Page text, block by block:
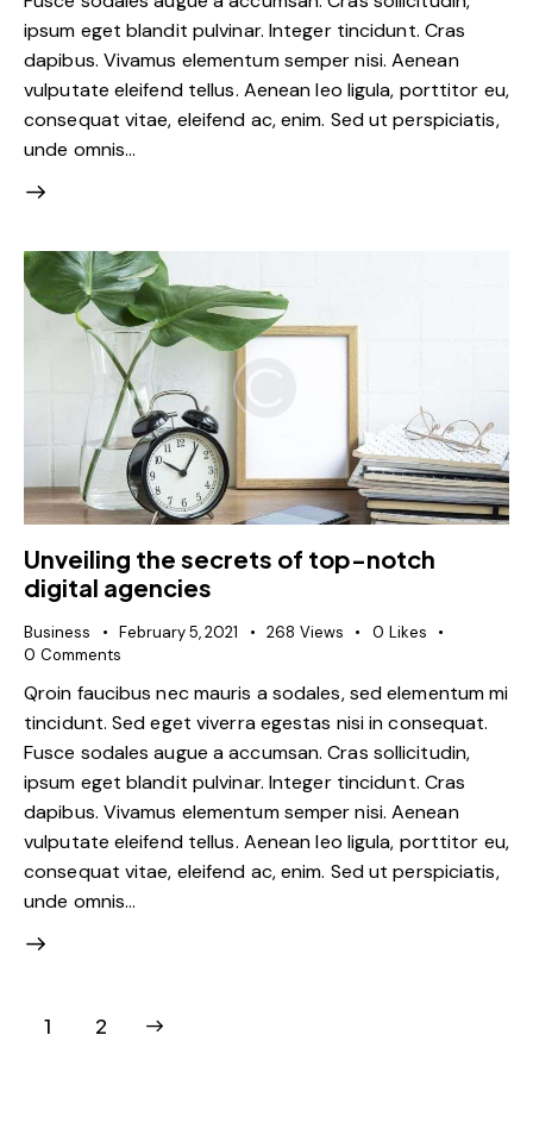
ipsum eget blandit pulvinar. Integer tincidunt. Cras
dapibus. Vivamus elementum semper nisi. Aenean
vulputate eleifend tellus. Aenean leo ligula, porttitor eu,
consequat vitae, eleifend ac, enim. Sed ut perspiciatis,
unde omnis…
Unveiling the secrets of top-notch
digital agencies
Business February 5, 2021 268 Views 0 Likes
0 Comments
Qroin faucibus nec mauris a sodales, sed elementum mi
tincidunt. Sed eget viverra egestas nisi in consequat.
Fusce sodales augue a accumsan. Cras sollicitudin,
ipsum eget blandit pulvinar. Integer tincidunt. Cras
dapibus. Vivamus elementum semper nisi. Aenean
vulputate eleifend tellus. Aenean leo ligula, porttitor eu,
consequat vitae, eleifend ac, enim. Sed ut perspiciatis,
unde omnis…
1 2